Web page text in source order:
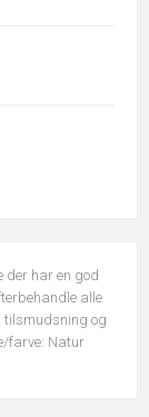
har en god
alle
tilsmudsning og
farve: Natur